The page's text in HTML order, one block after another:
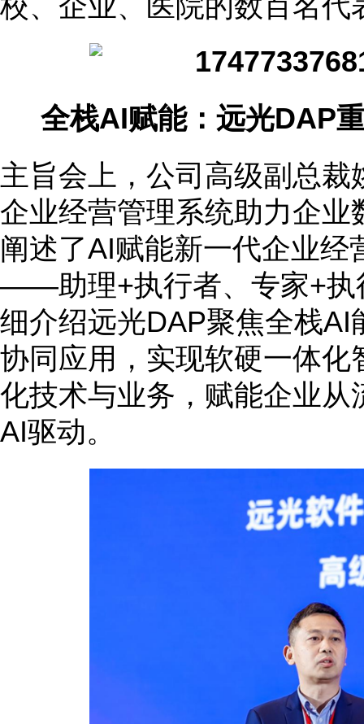
全栈AI赋能：远光DAP
主旨会上，公司高级副总
企业经营管理系统助力企
阐述了AI赋能新一代企业
——助理+执行者、专家+执
细介绍远光DAP聚焦全栈
协同应用，实现软硬一体
化技术与业务，赋能企业
AI驱动。